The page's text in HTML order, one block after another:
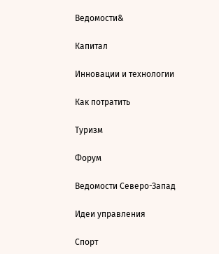
Ведомости&
Капитал
Инновации и технологии
Как потратить
Туризм
Форум
Ведомости Северо-Запад
Идеи управления
Спорт